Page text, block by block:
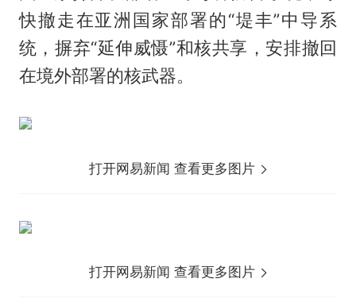
快撤走在亚洲国家部署的“堤丰”中导系
统，摒弃“延伸威慑”和核共享，安排撤回
在境外部署的核武器。
打开网易新闻 查看更多图片
打开网易新闻 查看更多图片